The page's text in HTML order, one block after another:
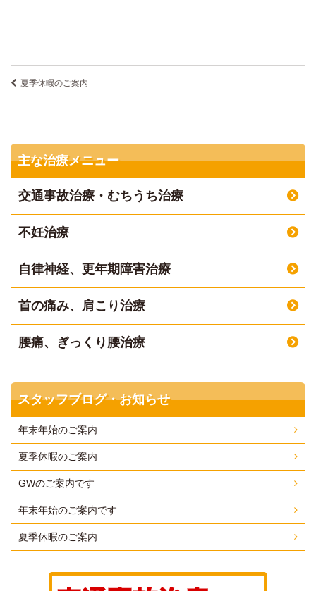
夏季休暇のご案内
主な治療メニュー
交通事故治療・むちうち治療
不妊治療
自律神経、更年期障害治療
首の痛み、肩こり治療
腰痛、ぎっくり腰治療
スタッフブログ・お知らせ
年末年始のご案内
夏季休暇のご案内
GWのご案内です
年末年始のご案内です
夏季休暇のご案内